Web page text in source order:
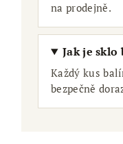
na prodejně.
Jak je sklo
Každý kus
bezpečně